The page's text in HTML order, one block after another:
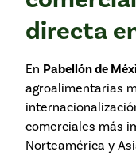
directa
En Pabellón de
agroalimentarias
comerciales más
Norteamérica y